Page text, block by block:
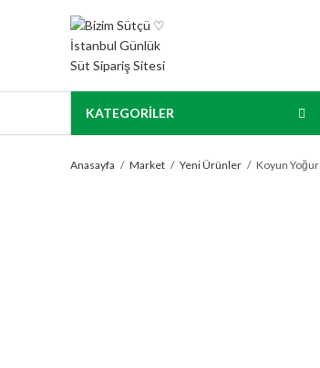
KATEGORİLER
Anasayfa Market Yeni Ürünler Koyun